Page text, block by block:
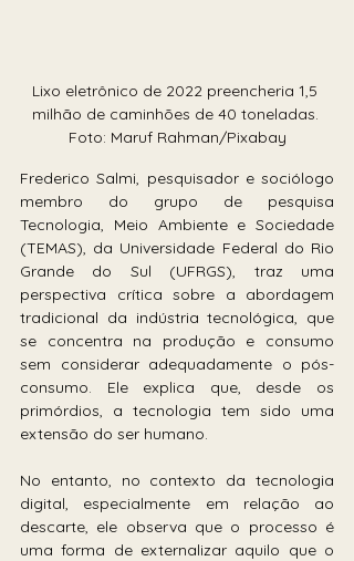
Lixo eletrônico de 2022 preencheria 1,5
milhão de caminhões de 40 toneladas.
Foto: Maruf Rahman/Pixabay
Frederico Salmi, pesquisador e sociólogo
membro do grupo de pesquisa
Tecnologia, Meio Ambiente e Sociedade
(TEMAS), da Universidade Federal do Rio
Grande do Sul (UFRGS), traz uma
perspectiva crítica sobre a abordagem
tradicional da indústria tecnológica, que
se concentra na produção e consumo
sem considerar adequadamente o pós-
consumo. Ele explica que, desde os
primórdios, a tecnologia tem sido uma
extensão do ser humano.
No entanto, no contexto da tecnologia
digital, especialmente em relação ao
descarte, ele observa que o processo é
uma forma de externalizar aquilo que o